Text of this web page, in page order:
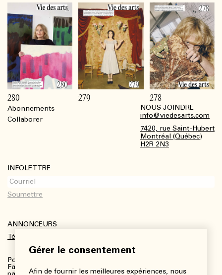
Gérer le consentement
Afin de fournir les meilleures expériences, nous
Abonnements
Collaborer
NOUS JOINDRE
info@viedesarts.com
7420, rue Saint-Hubert
Montréal (Québec)
H2R 2N3
INFOLETTRE
ANNONCEURS
Télécharger le kit média
Pour plus de renseignements :
Fanny Charbonneau, Responsable des communications,
280 279 278